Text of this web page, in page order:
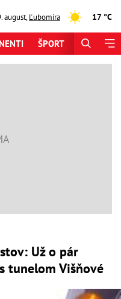
august,Ľubomíra 17 °C
ŠPORT
Už o pár
tunelom Višňové